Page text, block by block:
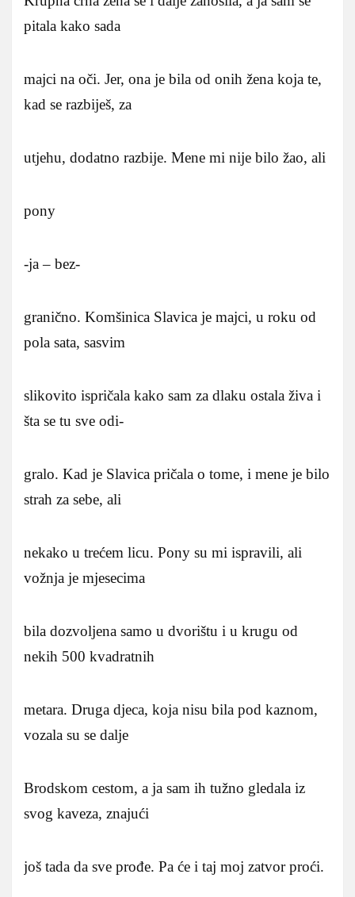
pitala kako sada
majci na oči. Jer, ona je bila od onih žena koja te,
kad se razbiješ, za
utjehu, dodatno razbije. Mene mi nije bilo žao, ali
pony
-ja – bez-
granično. Komšinica Slavica je majci, u roku od
pola sata, sasvim
slikovito ispričala kako sam za dlaku ostala živa i
šta se tu sve odi-
gralo. Kad je Slavica pričala o tome, i mene je bilo
strah za sebe, ali
nekako u trećem licu. Pony su mi ispravili, ali
vožnja je mjesecima
bila dozvoljena samo u dvorištu i u krugu od
nekih 500 kvadratnih
metara. Druga djeca, koja nisu bila pod kaznom,
vozala su se dalje
Brodskom cestom, a ja sam ih tužno gledala iz
svog kaveza, znajući
još tada da sve prođe. Pa će i taj moj zatvor proći.